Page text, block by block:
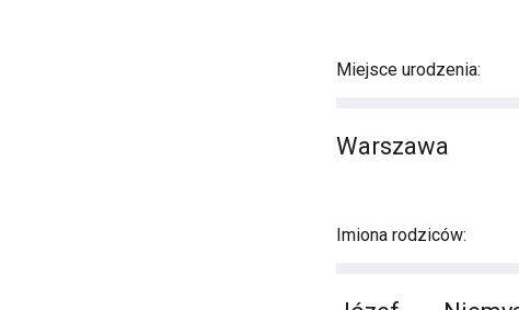
Miejsce urodzenia:
Warszawa
Imiona rodziców: